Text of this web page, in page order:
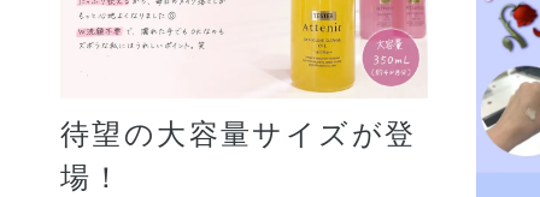
待望の大容量サイズが登
場！